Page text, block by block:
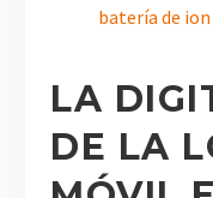
batería de
LA
DE LA